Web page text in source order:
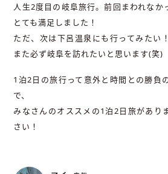
人生2度目の岐阜旅行。前回まわれなか
とても満足しました！
ただ、次は下呂温泉にも行ってみたい
また必ず岐阜を訪れたいと思います(笑)
1泊2日の旅行って意外と時間との勝負
で、
みなさんのオススメの1泊2日旅があり
さい！